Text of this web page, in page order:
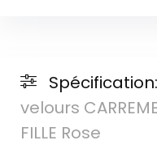
Spécification:
velours
FILLE Rose